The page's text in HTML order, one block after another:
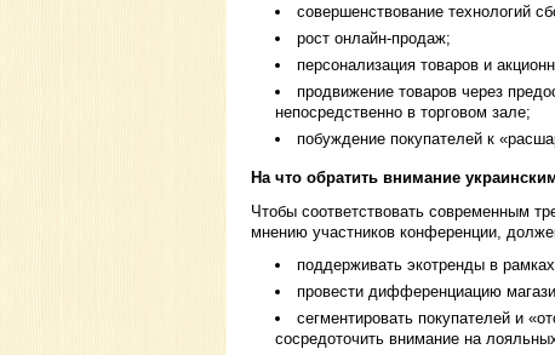
совершенствование технологий
рост онлайн-продаж;
персонализация товаров и
продвижение товаров через
непосредственно в торговом зале;
побуждение покупателей к
На что обратить внимание
Чтобы соответствовать современным
мнению участников конференции,
поддерживать экотренды в рамках
провести дифференциацию
сегментировать покупателей и
сосредоточить внимание на